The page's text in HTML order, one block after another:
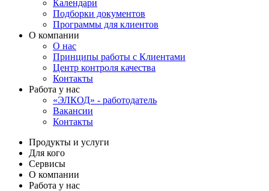
Календари
Подборки документов
Программы для клиентов
О компании
О нас
Принципы работы с Клиентами
Центр контроля качества
Контакты
Работа у нас
«ЭЛКОД» - работодатель
Вакансии
Контакты
Продукты и услуги
Для кого
Сервисы
О компании
Работа у нас